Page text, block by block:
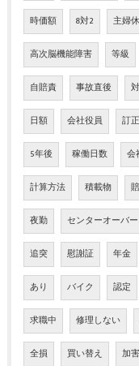
時価額 8対2 主婦
高次脳機能障害 等級
自賠責 事故直後
日額 会社役員 訂正
5年後 稼働日数 会
計算方法 積載物
夜勤 センターオーバー
追突 慰謝証 年金
あり バイク 認定
求職中 修理しない
全損 買い替え 加